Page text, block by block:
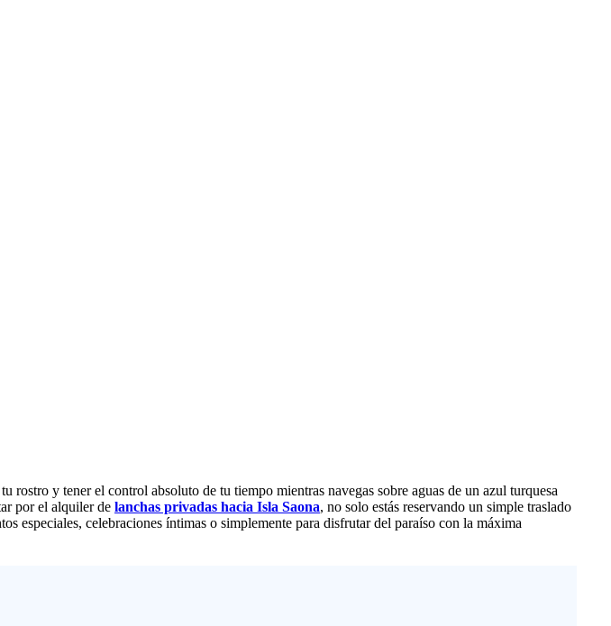
y tener el control absoluto de tu tiempo mientras navegas sobre aguas de un azul turquesa
por el alquiler de lanchas privadas hacia Isla Saona, no solo estás reservando un simple traslado
especiales, celebraciones íntimas o simplemente para disfrutar del paraíso con la máxima